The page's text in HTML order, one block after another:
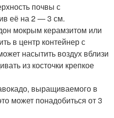
почвы с
её на 2 — 3 см.
мокрым керамзитом или
в центр контейнер с
насытить воздух вблизи
из косточки крепкое
выращиваемого в
может понадобиться от 3